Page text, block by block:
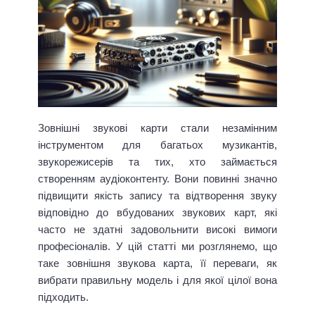
Зовнішні звукові карти стали незамінним
інструментом для багатьох музикантів,
звукорежисерів та тих, хто займається
створенням аудіоконтенту. Вони повинні значно
підвищити якість запису та відтворення звуку
відповідно до вбудованих звукових карт, які
часто не здатні задовольнити високі вимоги
професіоналів. У цій статті ми розглянемо, що
таке зовнішня звукова карта, її переваги, як
вибрати правильну модель і для якої цілої вона
підходить.